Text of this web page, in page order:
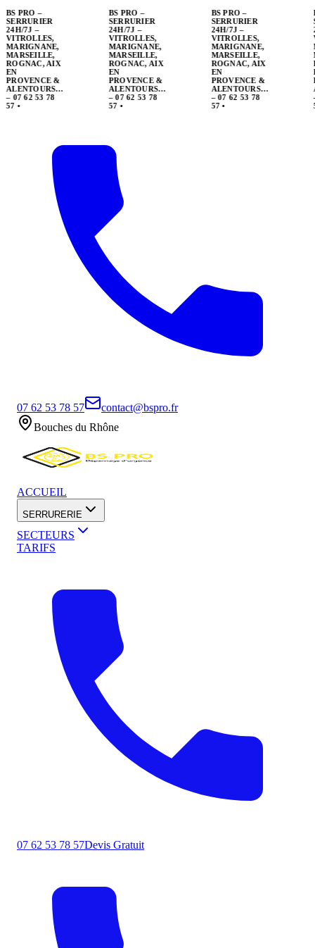
BS PRO –
SERRURIER
24H/7J –
VITROLLES,
MARIGNANE,
MARSEILLE,
ROGNAC, AIX
EN
PROVENCE &
ALENTOURS…
– 07 62 53 78
57•
07 62 53 78 57
contact@bspro.fr
Bouches du Rhône
ACCUEIL
SERRURERIE
SECTEURS
TARIFS
07 62 53 78 57Devis Gratuit